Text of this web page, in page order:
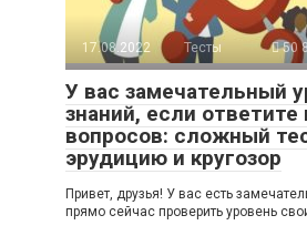
17.08.2022 Тесты 50
У вас замечательный
знаний, если ответите
вопросов: сложный
эрудицию и кругозор
Привет, друзья! У вас есть
прямо сейчас проверить уровень